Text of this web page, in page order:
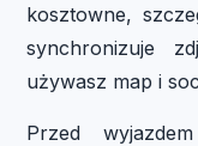
kosztowne,
synchronizuje
używasz map i
Przed